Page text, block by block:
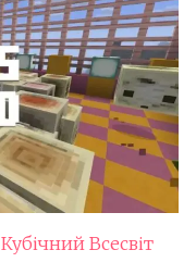
Кубічний Всесвіт